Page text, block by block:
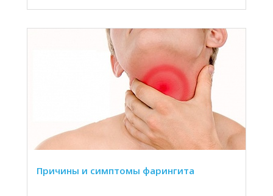
Причины и симптомы фарингита